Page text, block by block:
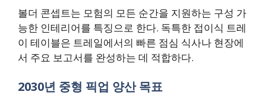
볼더 콘셉트는 모험의 모든 순간을 지원하는 구성 가
능한 인테리어를 특징으로 한다. 독특한 접이식 트레
이 테이블은 트레일에서의 빠른 점심 식사나 현장에
서 주요 보고서를 완성하는 데 적합하다.
2030년 중형 픽업 양산 목표